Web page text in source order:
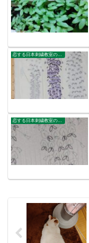
恋する日本刺繍教室のブログ